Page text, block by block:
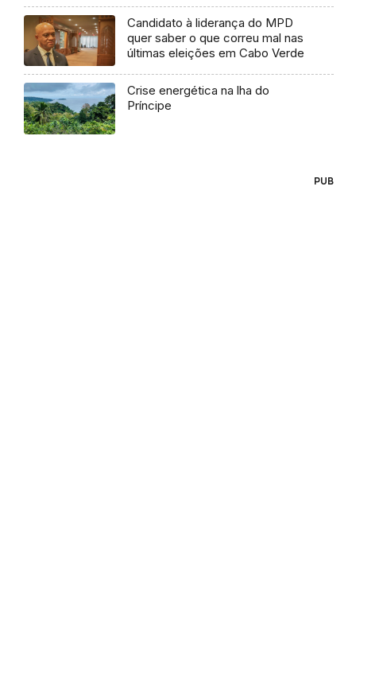
Candidato à liderança do MPD
quer saber o que correu mal nas
últimas eleições em Cabo Verde
Crise energética na lha do
Príncipe
PUB